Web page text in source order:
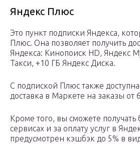
Яндекс Плюс
Это пункт подписки Яндекса,
Плюс. Она позволяет получить
Яндекса: Кинопоиск HD, Яндекс
Такси, +10 ГБ Яндекс Диска.
С подпиской Плюс также
доставка в Маркете на заказы от
Кроме того, вы сможете получать
сервисах и за оплату услуг в
предусмотрен кэшбэк до 5% в